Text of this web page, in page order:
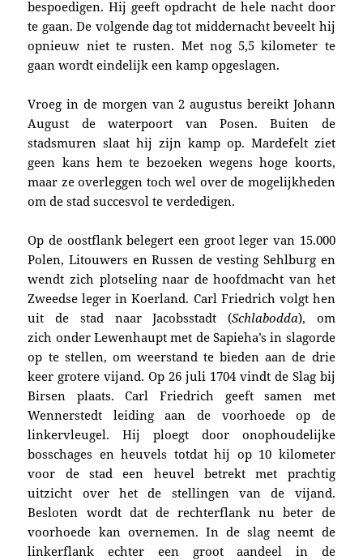
bespoedigen. Hij geeft opdracht de hele nacht door
te gaan. De volgende dag tot middernacht beveelt hij
opnieuw niet te rusten. Met nog 5,5 kilometer te
gaan wordt eindelijk een kamp opgeslagen.
Vroeg in de morgen van 2 augustus bereikt Johann
August de waterpoort van Posen. Buiten de
stadsmuren slaat hij zijn kamp op. Mardefelt ziet
geen kans hem te bezoeken wegens hoge koorts,
maar ze overleggen toch wel over de mogelijkheden
om de stad succesvol te verdedigen.
Op de oostflank belegert een groot leger van 15.000
Polen, Litouwers en Russen de vesting Sehlburg en
wendt zich plotseling naar de hoofdmacht van het
Zweedse leger in Koerland. Carl Friedrich volgt hen
uit de stad naarJacobsstadt (Schlabodda), om
zich onderLewenhaupt met de Sapieha’s in slagorde
op te stellen, om weerstand te bieden aan de drie
keer grotere vijand. Op 26 juli 1704 vindt de Slag bij
Birsen plaats. Carl Friedrich geeftsamen met
Wennerstedt leiding aan de voorhoede op de
linkervleugel. Hij ploegt door onophoudelijke
bosschages en heuvels totdat hij op 10 kilometer
voor de stad een heuvel betrekt met prachtig
uitzicht over het de stellingen van de vijand.
Besloten wordt dat de rechterflank nu beter de
voorhoede kan overnemen. In de slag neemt de
linkerflank echter een groot aandeel in de